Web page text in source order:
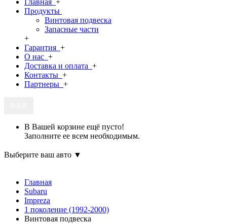
Главная +
Продукты
Винтовая подвеска
Запасные части
+
Гарантия +
О нас +
Доставка и оплата +
Контакты +
Партнеры +
В Вашей корзине ещё пусто!
Заполните ее всем необходимым.
Выберите ваш авто ▼
Главная
Subaru
Impreza
1 поколение (1992-2000)
Винтовая подвеска